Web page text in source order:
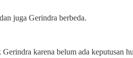
juga Gerindra berbeda.
karena belum ada keputusan